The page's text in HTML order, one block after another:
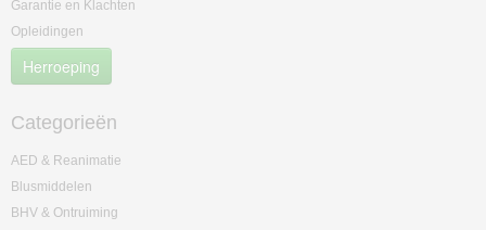
Garantie en Klachten
Opleidingen
Herroeping
Categorieën
AED & Reanimatie
Blusmiddelen
BHV & Ontruiming